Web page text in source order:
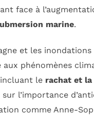
face à
marine.
et les
aux phénomènes
le rachat et
l’importance
comme Anne-